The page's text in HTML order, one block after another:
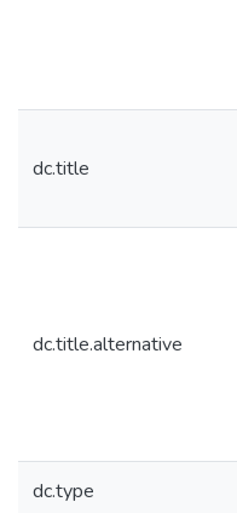
dc.title
dc.title.alternative
dc.type